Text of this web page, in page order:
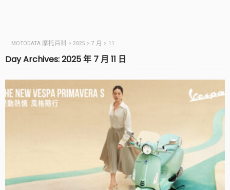
MOTODATA 摩托百科 > 2025 > 7 月 > 11
Day Archives: 2025 年 7 月 11 日